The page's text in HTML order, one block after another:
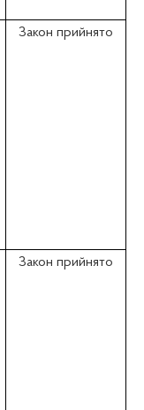
Закон прийнято
Закон прийнято